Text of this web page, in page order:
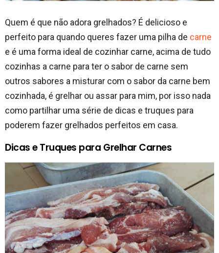
Quem é que não adora grelhados? É delicioso e
perfeito para quando queres fazer uma pilha de carne
e é uma forma ideal de cozinhar carne, acima de tudo
cozinhas a carne para ter o sabor de carne sem
outros sabores a misturar com o sabor da carne bem
cozinhada, é grelhar ou assar para mim, por isso nada
como partilhar uma série de dicas e truques para
poderem fazer grelhados perfeitos em casa.
Dicas e Truques para Grelhar Carnes